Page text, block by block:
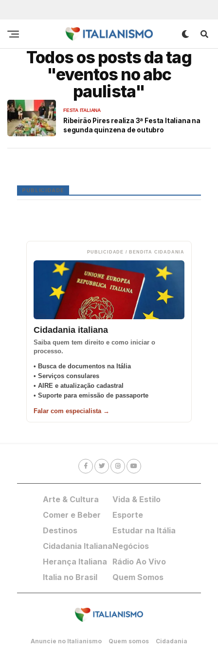
Todos os posts da tag
"eventos no abc
paulista"
FESTA ITALIANA
Ribeirão Pires realiza 3ª Festa Italiana na
segunda quinzena de outubro
PUBLICIDADE
PUBLICIDADE / BENDITA CIDADANIA
Cidadania italiana
Saiba quem tem direito e como iniciar o
processo.
• Busca de documentos na Itália
• Serviços consulares
• AIRE e atualização cadastral
• Suporte para emissão de passaporte
Falar com especialista →
Arte & Cultura
Comer e Beber
Destinos
Cidadania Italiana
Herança Italiana
Italia no Brasil
Vida & Estilo
Esporte
Estudar na Itália
Negócios
Rádio Ao Vivo
Quem Somos
Anuncie no Italianismo Quem somos Cidadania